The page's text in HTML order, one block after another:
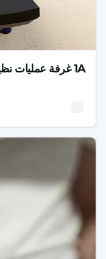
1A غرفة عمليات نظيفة للغاية